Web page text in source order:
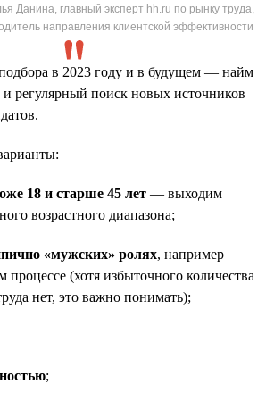
Данина, главный эксперт hh.ru по рынку труда,
направления клиентской эффективности
в 2023 году и в будущем — найм
регулярный поиск новых источников
18 и старше 45 лет — выходим
возрастного диапазона;
«мужских» ролях, например
процессе (хотя избыточного количества
нет, это важно понимать);
;